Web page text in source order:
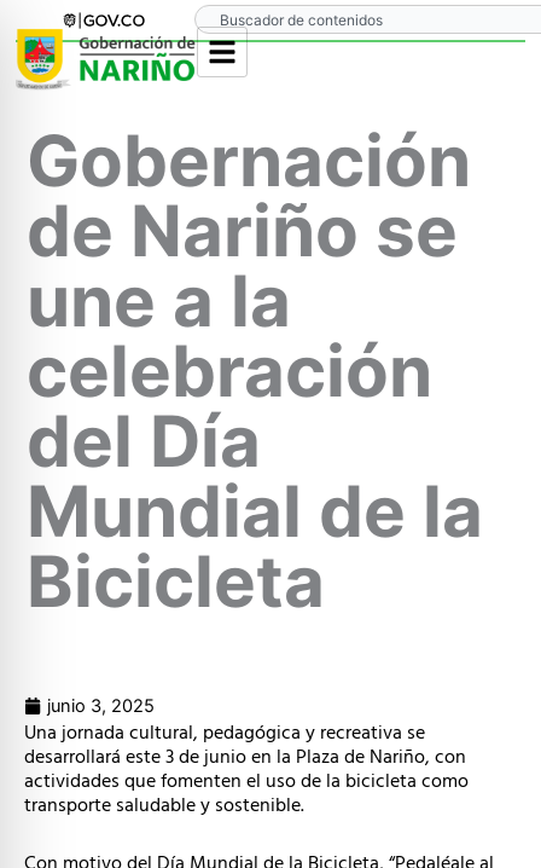
contenido
Search
Gobernación
de Nariño se
une a la
celebración
del Día
Mundial de la
Bicicleta
junio 3, 2025
Una jornada cultural, pedagógica y recreativa se
desarrollará este 3 de junio en la Plaza de Nariño, con
actividades que fomenten el uso de la bicicleta como
transporte saludable y sostenible.